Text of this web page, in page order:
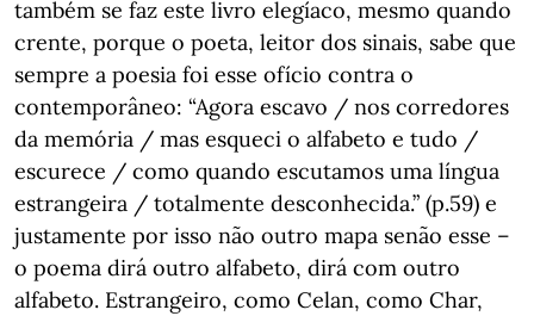
também se faz este livro elegíaco, mesmo quando
crente, porque o poeta, leitor dos sinais, sabe que
sempre a poesia foi esse ofício contra o
contemporâneo: “Agora escavo / nos corredores
da memória / mas esqueci o alfabeto e tudo /
escurece / como quando escutamos uma língua
estrangeira / totalmente desconhecida.” (p.59) e
justamente por isso não outro mapa senão esse –
o poema dirá outro alfabeto, dirá com outro
alfabeto. Estrangeiro, como Celan, como Char,